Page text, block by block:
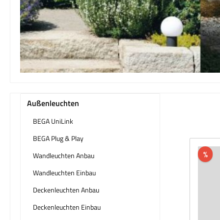
Außenleuchten
BEGA UniLink
BEGA Plug & Play
Wandleuchten Anbau
Wandleuchten Einbau
Deckenleuchten Anbau
Deckenleuchten Einbau
%